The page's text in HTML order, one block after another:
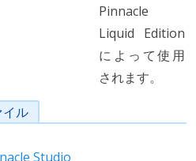
Pinnacle
Liquid Edition
によって使用
されます。
イル
Studio